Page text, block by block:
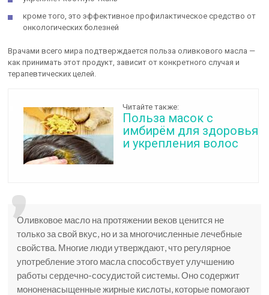
кроме того, это эффективное профилактическое средство от
онкологических болезней
Врачами всего мира подтверждается польза оливкового масла —
как принимать этот продукт, зависит от конкретного случая и
терапевтических целей.
Читайте также:
Польза масок с
имбирём для здоровья
и укрепления волос
Оливковое масло на протяжении веков ценится не
только за свой вкус, но и за многочисленные лечебные
свойства. Многие люди утверждают, что регулярное
употребление этого масла способствует улучшению
работы сердечно-сосудистой системы. Оно содержит
мононенасыщенные жирные кислоты, которые помогают